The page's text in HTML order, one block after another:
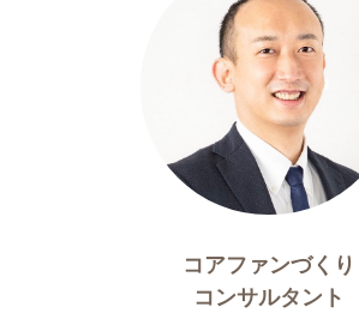
コアファンづくり
コンサルタント